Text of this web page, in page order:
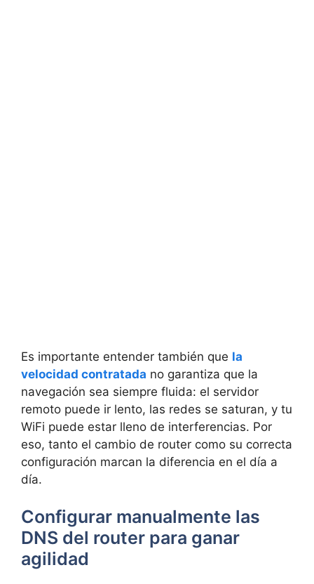
Es importante entender también que la
velocidad contratada no garantiza que la
navegación sea siempre fluida: el servidor
remoto puede ir lento, las redes se saturan, y tu
WiFi puede estar lleno de interferencias. Por
eso, tanto el cambio de router como su correcta
configuración marcan la diferencia en el día a
día.
Configurar manualmente las
DNS del router para ganar
agilidad